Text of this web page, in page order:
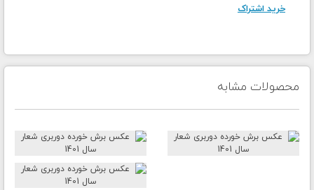
خرید اشتراک
محصولات مشابه